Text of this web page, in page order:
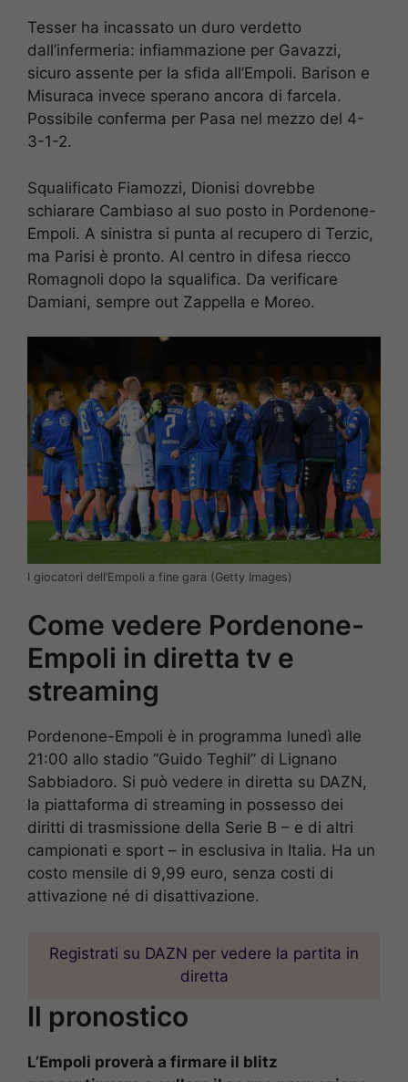
Tesser ha incassato un duro verdetto
dall’infermeria: infiammazione per Gavazzi,
sicuro assente per la sfida all’Empoli. Barison e
Misuraca invece sperano ancora di farcela.
Possibile conferma per Pasa nel mezzo del 4-
3-1-2.
Squalificato Fiamozzi, Dionisi dovrebbe
schiarare Cambiaso al suo posto in Pordenone-
Empoli. A sinistra si punta al recupero di Terzic,
ma Parisi è pronto. Al centro in difesa riecco
Romagnoli dopo la squalifica. Da verificare
Damiani, sempre out Zappella e Moreo.
I giocatori dell’Empoli a fine gara (Getty Images)
Come vedere Pordenone-
Empoli in diretta tv e
streaming
Pordenone-Empoli è in programma lunedì alle
21:00 allo stadio “Guido Teghil” di Lignano
Sabbiadoro. Si può vedere in diretta su DAZN,
la piattaforma di streaming in possesso dei
diritti di trasmissione della Serie B – e di altri
campionati e sport – in esclusiva in Italia. Ha un
costo mensile di 9,99 euro, senza costi di
attivazione né di disattivazione.
Registrati su DAZN per vedere la partita in
diretta
Il pronostico
L’Empoli proverà a firmare il blitz